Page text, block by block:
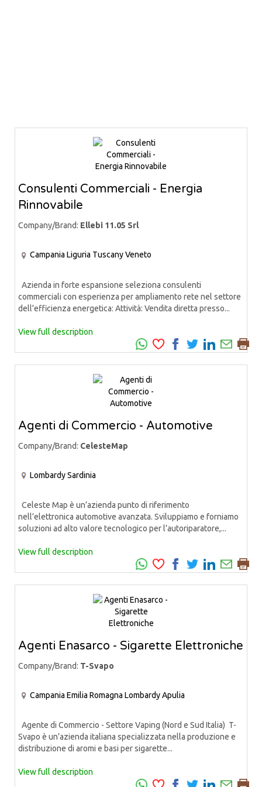
Consulenti Commerciali - Energia
Rinnovabile
Company/Brand: Ellebi 11.05 Srl
Campania Liguria TuscanyVeneto
Azienda in forte espansione seleziona consulenti
commerciali con esperienza per ampliamento rete nel settore
dell'efficienza energetica: Attività: Vendita diretta presso...
View full description
Agenti di Commercio - Automotive
Company/Brand: CelesteMap
LombardySardinia
Celeste Map è un’azienda punto di riferimento
nell’elettronica automotive avanzata. Sviluppiamo e forniamo
soluzioni ad alto valore tecnologico per l’autoriparatore,...
View full description
Agenti Enasarco - Sigarette Elettroniche
Company/Brand: T-Svapo
Campania Emilia Romagna LombardyApulia
Agente di Commercio - Settore Vaping (Nord e Sud Italia) T-
Svapo è un’azienda italiana specializzata nella produzione e
distribuzione di aromi e basi per sigarette...
View full description